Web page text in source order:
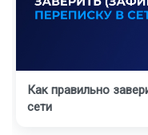
Как правильно
сети